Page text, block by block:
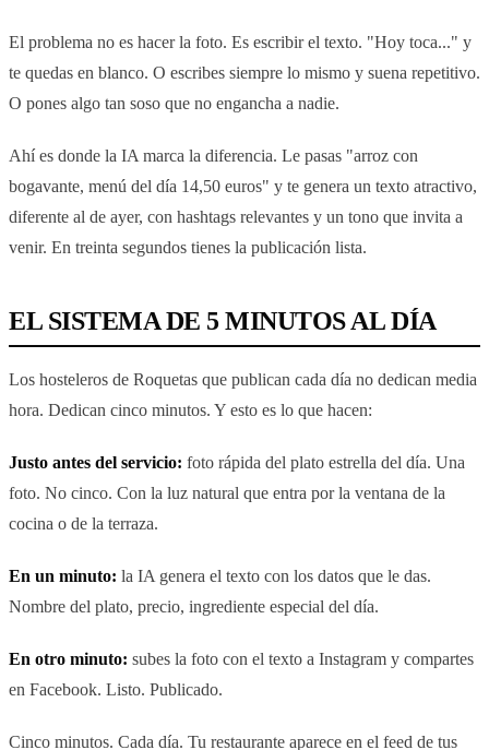
El problema no es hacer la foto. Es escribir el texto. "Hoy toca..." y
te quedas en blanco. O escribes siempre lo mismo y suena repetitivo.
O pones algo tan soso que no engancha a nadie.
Ahí es donde la IA marca la diferencia. Le pasas "arroz con
bogavante, menú del día 14,50 euros" y te genera un texto atractivo,
diferente al de ayer, con hashtags relevantes y un tono que invita a
venir. En treinta segundos tienes la publicación lista.
EL SISTEMA DE 5 MINUTOS AL DÍA
Los hosteleros de Roquetas que publican cada día no dedican media
hora. Dedican cinco minutos. Y esto es lo que hacen:
Justo antes del servicio: foto rápida del plato estrella del día. Una
foto. No cinco. Con la luz natural que entra por la ventana de la
cocina o de la terraza.
En un minuto: la IA genera el texto con los datos que le das.
Nombre del plato, precio, ingrediente especial del día.
En otro minuto: subes la foto con el texto a Instagram y compartes
en Facebook. Listo. Publicado.
Cinco minutos. Cada día. Tu restaurante aparece en el feed de tus